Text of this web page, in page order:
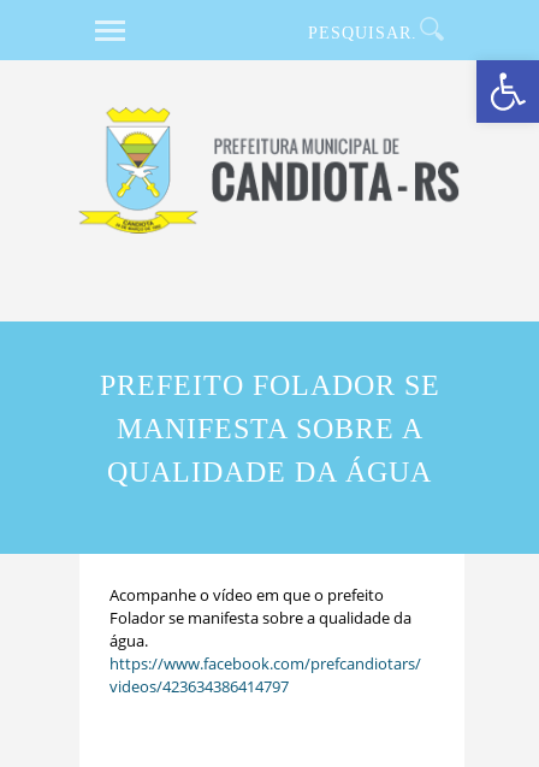
Barra de Ferramentas Aberta
PREFEITO FOLADOR SE
MANIFESTA SOBRE A
QUALIDADE DA ÁGUA
Acompanhe o vídeo em que o prefeito
Folador se manifesta sobre a qualidade da
água.
https://www.facebook.com/prefcandiotars/
videos/423634386414797